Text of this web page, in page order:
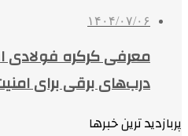
۱۴۰۴/۰۷/۰۶
درب‌های برقی برای
پربازدید ترین خبرها